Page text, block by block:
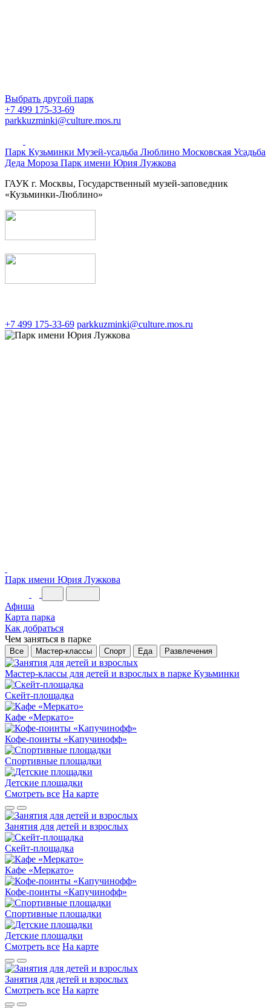
Выбрать другой парк
+7 499 175-33-69
parkkuzminki@culture.mos.ru
Парк Кузьминки Музей-усадьба Люблино Московская Усадьба
Деда Мороза Парк имени Юрия Лужкова
ГАУК г. Москвы, Государственный музей-заповедник
«Кузьминки-Люблино»
+7 499 175-33-69 parkkuzminki@culture.mos.ru
Парк имени Юрия Лужкова
Афиша
Карта парка
Как добратьcя
Чем заняться в парке
Все Мастер-классы Спорт Еда Развлечения
Мастер-классы для детей и взрослых в парке Кузьминки
Скейт-площадка
Кафе «Меркато»
Кофе-поинты «Капучинофф»
Спортивные площадки
Детские площадки
Смотреть все На карте
Занятия для детей и взрослых
Скейт-площадка
Кафе «Меркато»
Кофе-поинты «Капучинофф»
Спортивные площадки
Детские площадки
Смотреть все На карте
Занятия для детей и взрослых
Смотреть все На карте